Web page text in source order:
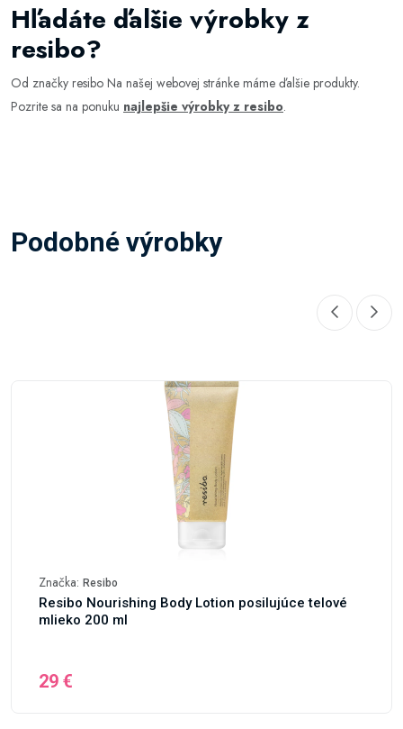
Hľadáte ďalšie výrobky z
resibo?
Od značky resibo Na našej webovej stránke máme ďalšie produkty.
Pozrite sa na ponuku najlepšie výrobky z resibo.
Podobné výrobky
Značka: Resibo
Resibo Nourishing Body Lotion posilujúce telové
mlieko 200 ml
29 €